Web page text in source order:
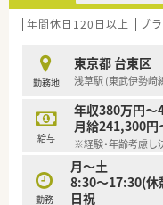
≪こんな方にオス
■プライベートも
■他職種の方と連
■薬剤科長候補を
としての採用も可
年間休日120日以上 ブ
勤務地
東京都 台東区
浅草駅 (東武伊勢崎
給与
年収380万円～
月給241,300
※経験・年齢考慮し
勤務
月～土
8:30～17:30(休
日祝